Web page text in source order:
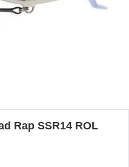
Rap SSR14 ROL